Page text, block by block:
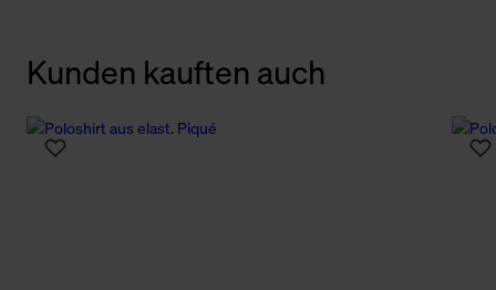
Kunden kauften auch